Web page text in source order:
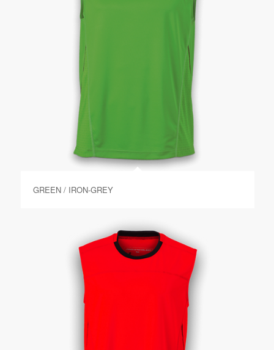
GREEN / IRON-GREY